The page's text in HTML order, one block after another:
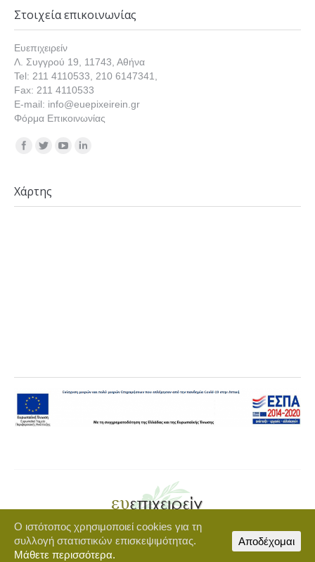
Στοιχεία επικοινωνίας
Ευεπιχειρείν
Λ. Συγγρού 19, 11743, Αθήνα
Tel: 211 4110533, 210 6147341,
Fax: 211 4110533
E-mail: info@euepixeirein.gr
Φόρμα Επικοινωνίας
Find us on:
Χάρτης
Copyright © 2021 euepixeirein.gr | Developed by BigWebTheory
Ο ιστότοπος χρησιμοποιεί cookies για τη
συλλογή στατιστικών επισκεψιμότητας.
Μάθετε περισσότερα.
Αποδέχομαι